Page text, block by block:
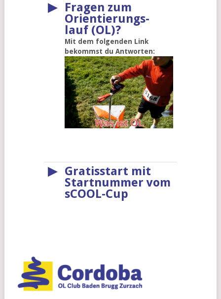
▶
Fragen zum
Orientierungs-
lauf (OL)?
Mit dem folgenden Link
bekommst du Antworten:
▶
Gratisstart mit
Startnummer vom
sCOOL-Cup